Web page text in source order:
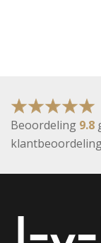
Beoordeling 9.8